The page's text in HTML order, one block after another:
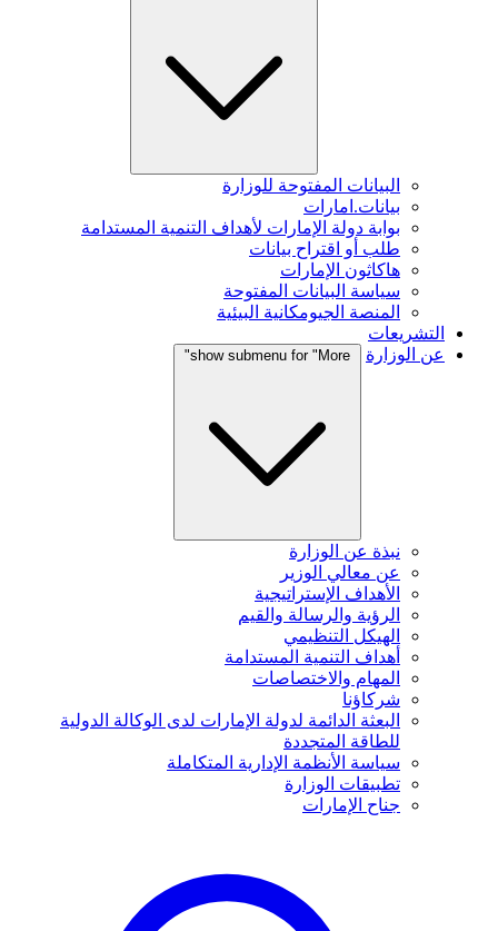
البيانات المفتوحة للوزارة
بيانات.امارات
بوابة دولة الإمارات لأهداف التنمية المستدامة
طلب أو اقتراح بيانات
هاكاثون الإمارات
سياسة البيانات المفتوحة
المنصة الجيومكانية البيئية
التشريعات
عن الوزارة
show submenu for "More"
نبذة عن الوزارة
عن معالي الوزير
الأهداف الإستراتيجية
الرؤية والرسالة والقيم
الهيكل التنظيمي
أهداف التنمية المستدامة
المهام والاختصاصات
شركاؤنا
البعثة الدائمة لدولة الإمارات لدى الوكالة الدولية
للطاقة المتجددة
سياسة الأنظمة الإدارية المتكاملة
تطبيقات الوزارة
جناح الإمارات